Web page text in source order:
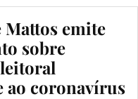
Mattos emite
sobre
ao coronavírus